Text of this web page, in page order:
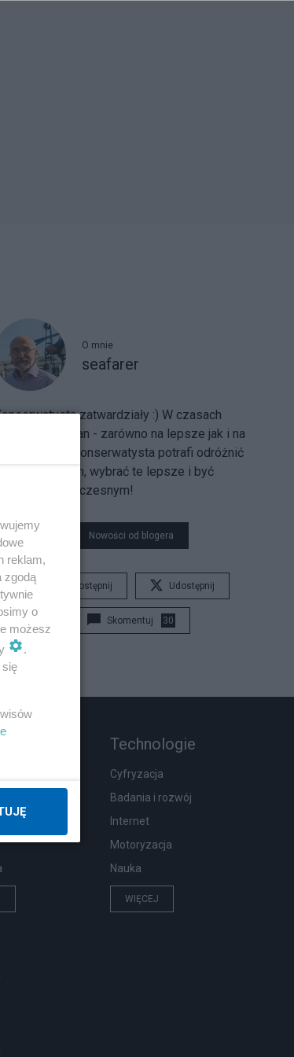
O mnie
seafarer
zatwardziały :) W czasach
pędzących zmian - zarówno na lepsze jak i na
gorsze - tylko konserwatysta potrafi odróżnić
jedne od drugich, wybrać te lepsze i być
naprawdę nowoczesnym!
Nowości od blogera
Udostępnij Udostępnij
Skomentuj 30
Technologie
Cyfryzacja
Badania i rozwój
Internet
Motoryzacja
Nauka
WIĘCEJ
reklam,
zgodą
o
możesz
.
się